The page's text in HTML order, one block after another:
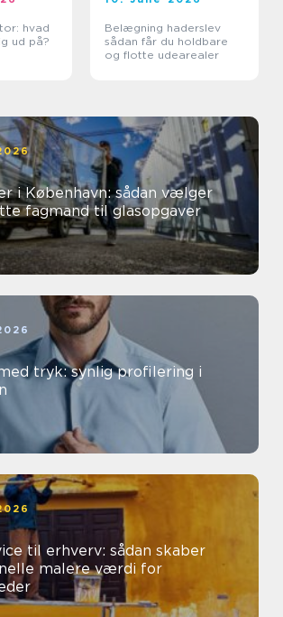
hvad
ud på?
Belægning haderslev
sådan får du holdbare
og flotte udearealer
i København: sådan vælger
fagmand til glasopgaver
tryk: synlig profilering i
til erhverv: sådan skaber
malere værdi for